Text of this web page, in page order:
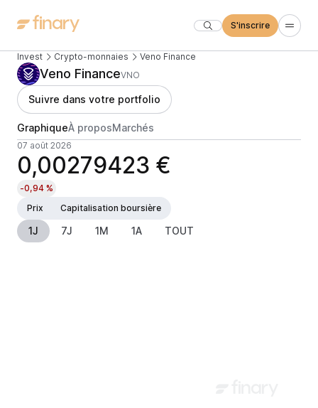
S'inscrire
Invest Crypto-monnaies Veno Finance
Veno FinanceVNO
Suivre dans votre portfolio
GraphiqueÀ proposMarchés
07 août 2026
0,00279423 €
-0,94 %
Prix
Capitalisation boursière
1J 7J 1M 1A TOUT